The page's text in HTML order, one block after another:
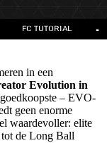
in een
Evolution in
– EVO-
geen enorme
waardevoller: elite
tot de Long Ball